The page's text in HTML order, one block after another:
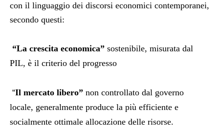
con il linguaggio dei discorsi economici contemporanei,
secondo questi:
“La crescita economica” sostenibile, misurata dal
PIL, è il criterio del progresso
“Il mercato libero” non controllato dal governo
locale, generalmente produce la più efficiente e
socialmente ottimale allocazione delle risorse.